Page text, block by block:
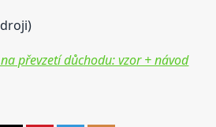
převzetí důchodu: vzor + návod